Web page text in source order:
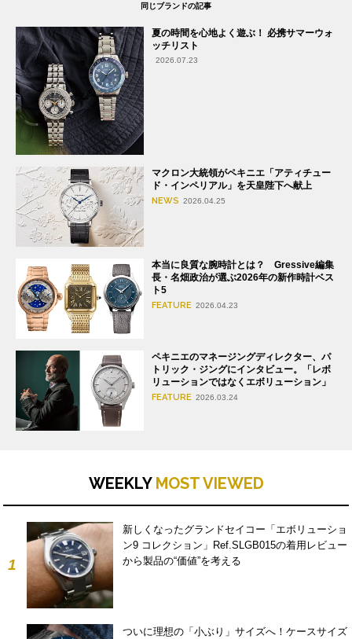
同じブランドの記事
夏の時間を心地よく遊ぶ！ 必携サマーウォ
ッチリスト
2026.07.23
マクロン大統領がペキニエ「アティチュー
ド・インペリアル」を天皇陛下へ献上
NEWS 2026.04.25
本当に良質な腕時計とは？ Gressive編集
長・名畑政治が選ぶ2026年の新作時計ベス
ト5
FEATURE 2026.04.23
ペキニエのマネージングディレクター、パ
トリック・ジングにインタビュー。「レボ
リューションではなくエボリューション」
FEATURE 2026.03.24
WEEKLY MOST VIEWED
1
新しくなったグランドセイコー「エボリューショ
ン9 コレクション」Ref.SLGB015の着用レビュー
から製品の“価値”を考える
ついに理想の「小ぶり」サイズへ！ケースサイズ